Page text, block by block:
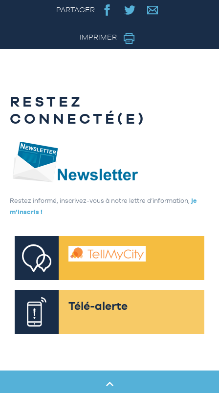
PARTAGER
IMPRIMER
RESTEZ
CONNECTÉ(E)
Restez informé, inscrivez-vous à notre lettre d’information, je
m’inscris !
Télé-alerte